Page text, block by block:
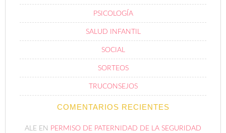
PSICOLOGÍA
SALUD INFANTIL
SOCIAL
SORTEOS
TRUCONSEJOS
COMENTARIOS RECIENTES
ALE EN PERMISO DE PATERNIDAD DE LA SEGURIDAD